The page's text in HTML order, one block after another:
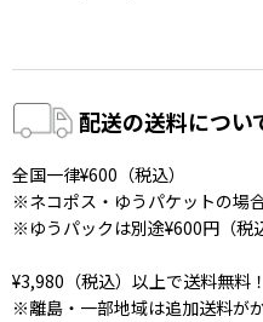
配送の送料につい
全国一律¥600（税込）
※ネコポス・ゆうパケットの場
※ゆうパックは別途¥600円（税
¥3,980（税込）以上で送料無料！
※離島・一部地域は追加送料が